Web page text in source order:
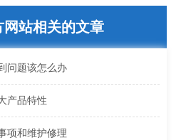
站相关的文章
问题该怎么办
产品特性
项和维护修理